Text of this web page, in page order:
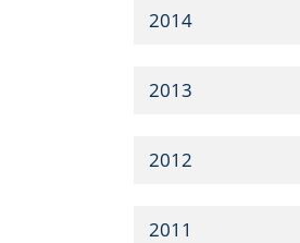
2014
2013
2012
2011